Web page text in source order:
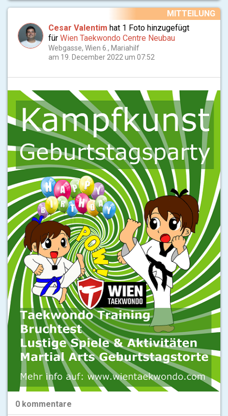
MITTEILUNG
Cesar Valentim hat 1 Foto hinzugefügt
für Wien Taekwondo Centre Neubau
Webgasse, Wien 6., Mariahilf
am 19. December 2022 um 07:52
0 kommentare